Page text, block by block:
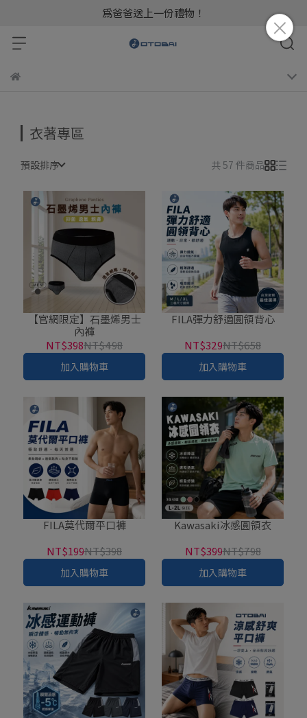
為爸爸送上一份禮物！
衣著專區
預設排序 共 57 件商品
【官網限定】石墨烯男士
內褲
NT$398NT$498
加入購物車
FILA彈力舒適圓領背心
NT$329NT$658
加入購物車
FILA莫代爾平口褲
NT$199NT$398
加入購物車
Kawasaki冰感圓領衣
NT$399NT$798
加入購物車